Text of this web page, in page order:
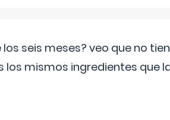
seis meses? veo que no
mismos ingredientes que